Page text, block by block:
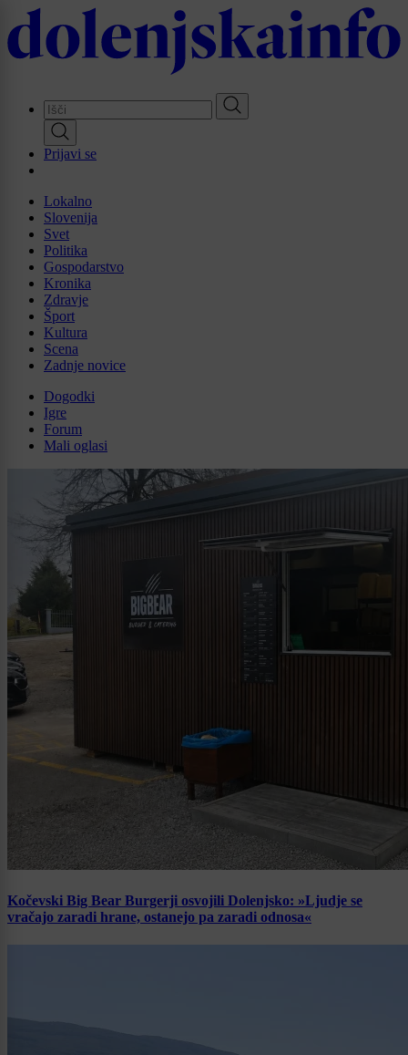
Skip
to
main
Prijavi se
Lokalno
Slovenija
Svet
Politika
Gospodarstvo
Kronika
Zdravje
Šport
Kultura
Scena
Zadnje novice
Dogodki
Igre
Forum
Mali oglasi
Kočevski Big Bear Burgerji osvojili Dolenjsko: »Ljudje se
vračajo zaradi hrane, ostanejo pa zaradi odnosa«